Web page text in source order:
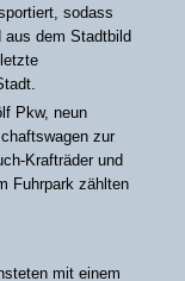
sodass
aus dem Stadtbild
Pkw, neun
zur
Krafträder und
Fuhrpark zählten
mit einem